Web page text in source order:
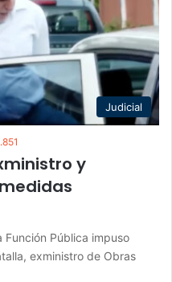
Judicial
y
Función Pública impuso
exministro de Obras